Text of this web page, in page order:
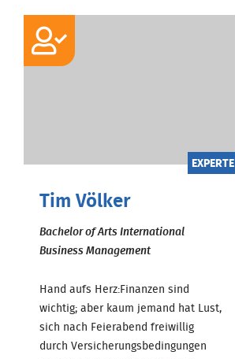
EXPERTE
Tim Völker
Bachelor of Arts International
Business Management
Hand aufs Herz:Finanzen sind
wichtig; aber kaum jemand hat Lust,
sich nach Feierabend freiwillig
durch Versicherungsbedingungen